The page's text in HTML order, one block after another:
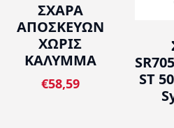
ΣΧΑΡΑ
ΑΠΟΣΚΕΥΩΝ
ΧΩΡΙΣ
ΚΑΛΥΜΜΑ
€58,59
ST